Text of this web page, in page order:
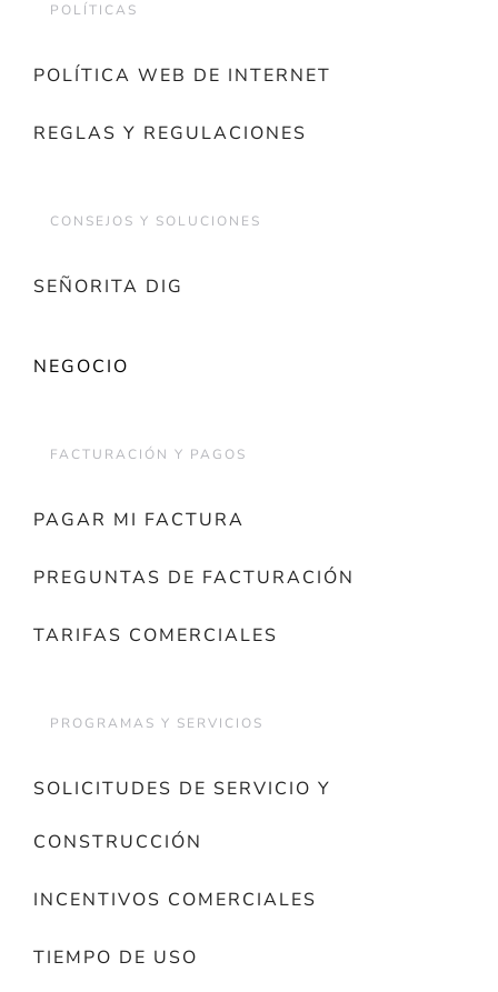
POLÍTICAS
POLÍTICA WEB DE INTERNET
REGLAS Y REGULACIONES
CONSEJOS Y SOLUCIONES
SEÑORITA DIG
NEGOCIO
FACTURACIÓN Y PAGOS
PAGAR MI FACTURA
PREGUNTAS DE FACTURACIÓN
TARIFAS COMERCIALES
PROGRAMAS Y SERVICIOS
SOLICITUDES DE SERVICIO Y
CONSTRUCCIÓN
INCENTIVOS COMERCIALES
TIEMPO DE USO